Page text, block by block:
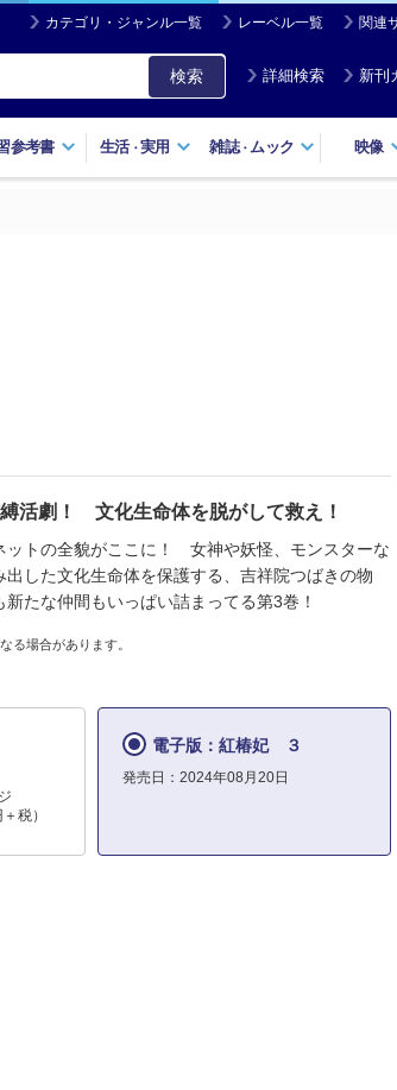
カテゴリ・ジャンル一覧 レーベル一覧 関連
検索 詳細検索 新刊
参考書 生活・実用 雑誌・ ムック 映像
活劇！ 文化生命体を脱がして救え！
ットの全貌がここに！ 女神や妖怪、モンスターな
出した文化生命体を保護する、吉祥院つばきの物
たな仲間もいっぱい詰まってる第3巻！
る場合があります。
税）
電子版：紅椿妃 ３
発売日：2024年08月20日